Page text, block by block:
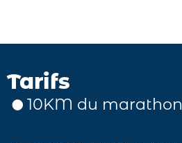
Tarifs
10KM du marathon